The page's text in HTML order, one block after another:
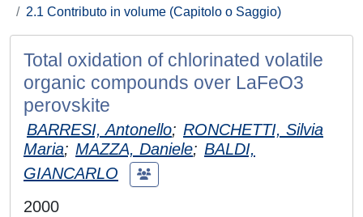
2.1 Contributo in volume (Capitolo o Saggio)
Total oxidation of chlorinated volatile
organic compounds over LaFeO3
perovskite
BARRESI, Antonello; RONCHETTI, Silvia
Maria; MAZZA, Daniele; BALDI,
GIANCARLO
2000